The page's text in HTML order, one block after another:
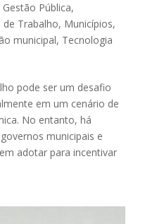
Gestão Pública,
de Trabalho, Municípios,
municipal, Tecnologia
pode ser um desafio
em um cenário de
No entanto, há
municipais e
adotar para incentivar